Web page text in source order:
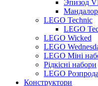
Эпизод
LEGO Technic
LEGO
LEGO Wicked
LEGO
LEGO Міні
Рідкісні набори
LEGO
Конструктори